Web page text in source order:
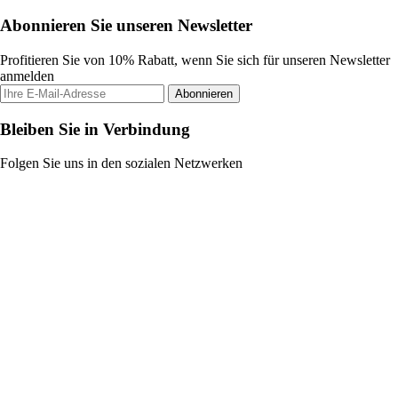
Abonnieren Sie unseren Newsletter
Profitieren Sie von 10% Rabatt, wenn Sie sich für unseren Newsletter
anmelden
Abonnieren
Bleiben Sie in Verbindung
Folgen Sie uns in den sozialen Netzwerken